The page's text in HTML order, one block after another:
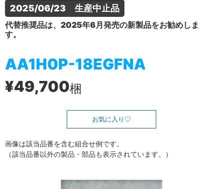
2025/06/23　生産中止品
代替推奨品は、2025年6月発売の新製品をお勧めしま
す。
AA1H0P-18EGFNA
¥49,700梱
お気に入り
画像は該当品番を含む組合せ例です。
（該当品番以外の製品・部品も表示されています。）